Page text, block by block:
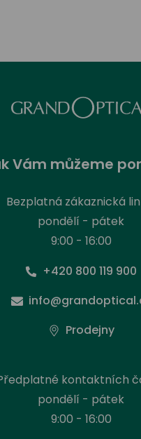
Vám můžeme
Bezplatná zákaznická
pondělí - pátek
9:00 - 16:00
+420 800 119 900
Prodejny
kontaktních
pondělí - pátek
9:00 - 16:00